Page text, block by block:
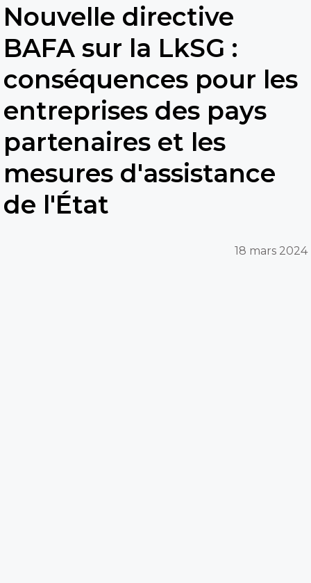
Nouvelle directive
BAFA sur la LkSG :
conséquences pour les
entreprises des pays
partenaires et les
mesures d'assistance
de l'État
18 mars 2024